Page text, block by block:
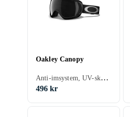
Oakley Canopy
Anti-imsystem, UV-skydd, Hjälmkompatibel, Kan användas ovanpå glasögon (OTG), Vuxen
496 kr